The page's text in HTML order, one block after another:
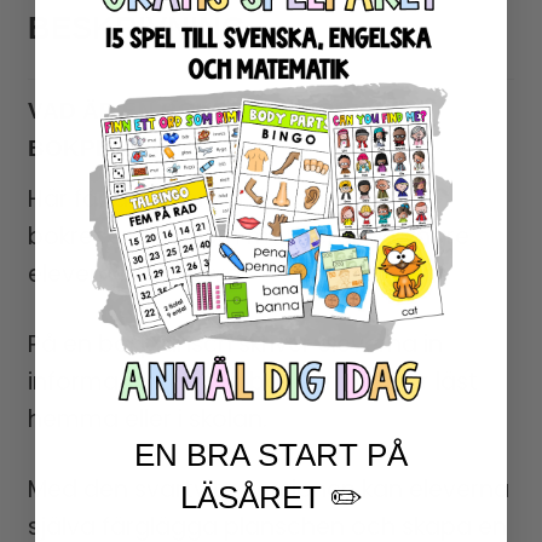
BESKRIVNING
VAD ÄR EN BOKRECENSION –
BOKPLANSCH?
Här får du en enkel, lite annorlunda
bokrecension som motiverar de yngre
eleverna att skriva.
På en bokplansch skriver eleverna in
information om en bok som de har läst
hemma eller i skolan.
Med den svartvita versionen kan eleverna
själva färglägga planschen och skapa en
EN BRA START PÅ
LÄSÅRET ✏️